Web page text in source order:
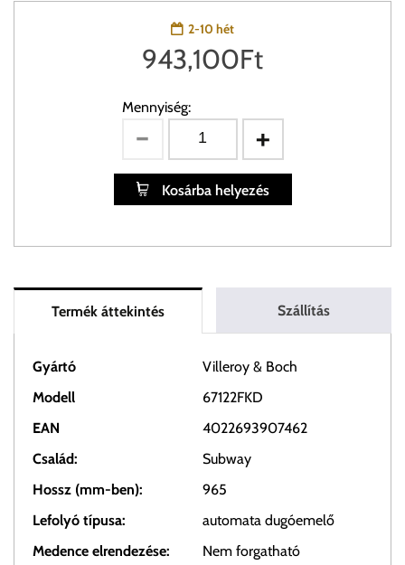
2-10 hét
943,100Ft
Mennyiség:
Kosárba helyezés
Termék áttekintés Szállítás
Gyártó
Villeroy & Boch
Modell
67122FKD
EAN
4022693907462
Család:
Subway
Hossz (mm-ben):
965
Lefolyó típusa:
automata dugóemelő
Medence elrendezése:
Nem forgatható